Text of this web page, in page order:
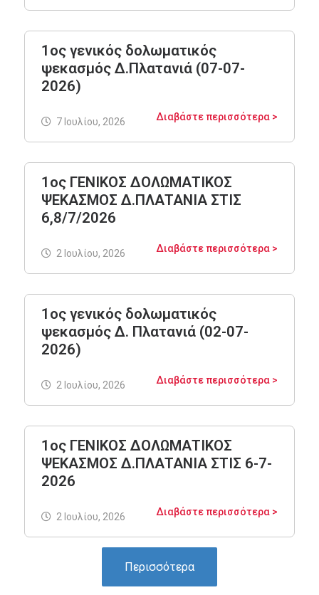
1ος γενικός δολωματικός
ψεκασμός Δ.Πλατανιά (07-07-
2026)
Διαβάστε περισσότερα >
7 Ιουλίου, 2026
1ος ΓΕΝΙΚΟΣ ΔΟΛΩΜΑΤΙΚΟΣ
ΨΕΚΑΣΜΟΣ Δ.ΠΛΑΤΑΝΙΑ ΣΤΙΣ
6,8/7/2026
Διαβάστε περισσότερα >
2 Ιουλίου, 2026
1ος γενικός δολωματικός
ψεκασμός Δ. Πλατανιά (02-07-
2026)
Διαβάστε περισσότερα >
2 Ιουλίου, 2026
1ος ΓΕΝΙΚΟΣ ΔΟΛΩΜΑΤΙΚΟΣ
ΨΕΚΑΣΜΟΣ Δ.ΠΛΑΤΑΝΙΑ ΣΤΙΣ 6-7-
2026
Διαβάστε περισσότερα >
2 Ιουλίου, 2026
Περισσότερα